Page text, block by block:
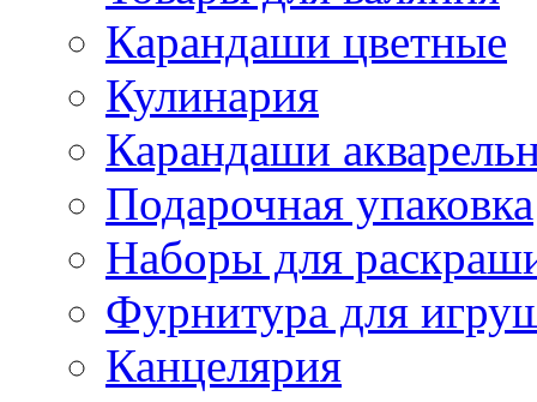
Карандаши цветные
Кулинария
Карандаши
Подарочная упаковка
Наборы для
Фурнитура для
Канцелярия